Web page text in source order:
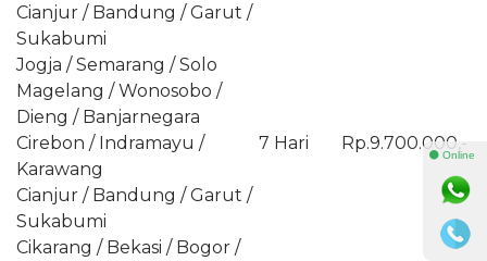
Cianjur / Bandung / Garut /
Sukabumi
Jogja / Semarang / Solo
Magelang / Wonosobo /
Dieng / Banjarnegara
Cirebon / Indramayu /
Karawang
Cianjur / Bandung / Garut /
Sukabumi
7 Hari Rp.9.700.000,-
Cikarang / Bekasi / Bogor /
⚫ Online